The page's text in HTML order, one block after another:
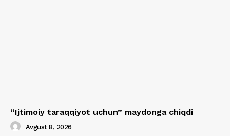
“Ijtimoiy taraqqiyot uchun” maydonga chiqdi
Avgust 8, 2026